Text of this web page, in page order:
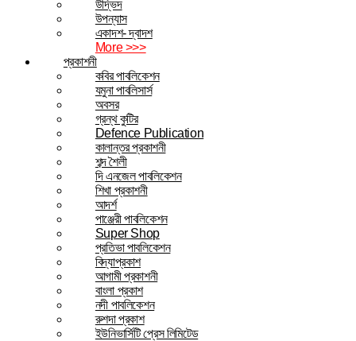
উদ্ভিদ
উপন্যাস
একাদশ- দ্বাদশ
More >>>
প্রকাশনী
কবির পাবলিকেশন
যমুনা পাবলিসার্স
অবসর
গ্রন্থ কুটির
Defence Publication
কালান্তর প্রকাশনী
শব্দ শৈলী
দি এনজেল পাবলিকেশন
শিখা প্রকাশনী
আদর্শ
পাঞ্জেরী পাবলিকেশন
Super Shop
প্রতিভা পাবলিকেশন
বিদ্যাপ্রকাশ
আগামী প্রকাশনী
বাংলা প্রকাশ
নদী পাবলিকেশন
রুশদা প্রকাশ
ইউনিভার্সিটি প্রেস লিমিটেড